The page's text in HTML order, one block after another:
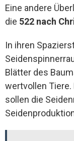
Eine andere
die 522 nach
In ihren
Blätter des
wertvollen Tiere.
sollen die